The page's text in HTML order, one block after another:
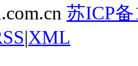
苏ICP
|XML